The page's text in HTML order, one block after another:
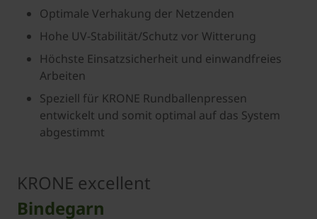
Optimale Verhakung der Netzenden
Hohe UV-Stabilität/Schutz vor Witterung
Höchste Einsatzsicherheit und einwandfreies
Arbeiten
Speziell für KRONE Rundballenpressen
entwickelt und somit optimal auf das System
abgestimmt
KRONE excellent
Bindegarn